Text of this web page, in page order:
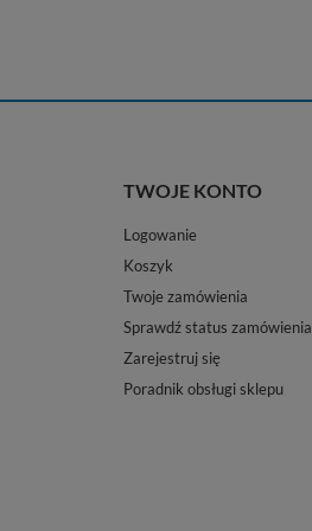
TWOJE KONTO
Logowanie
Koszyk
Twoje zamówienia
Sprawdź status zamówienia
Zarejestruj się
Poradnik obsługi sklepu